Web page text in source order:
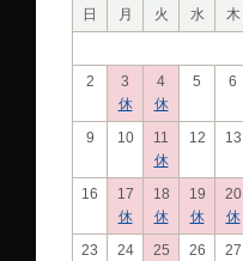
日
月 火 水 木
2
3
休
4
休
5 6
9 10
11
休
12 13
16
17
休
18
休
19
休
20
休
23 24
25
26 27